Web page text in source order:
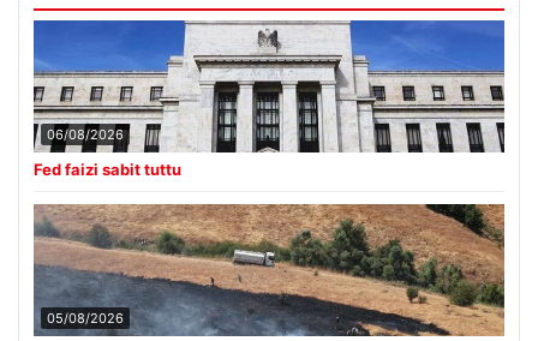
06/08/2026
Fed faizi sabit tuttu
05/08/2026